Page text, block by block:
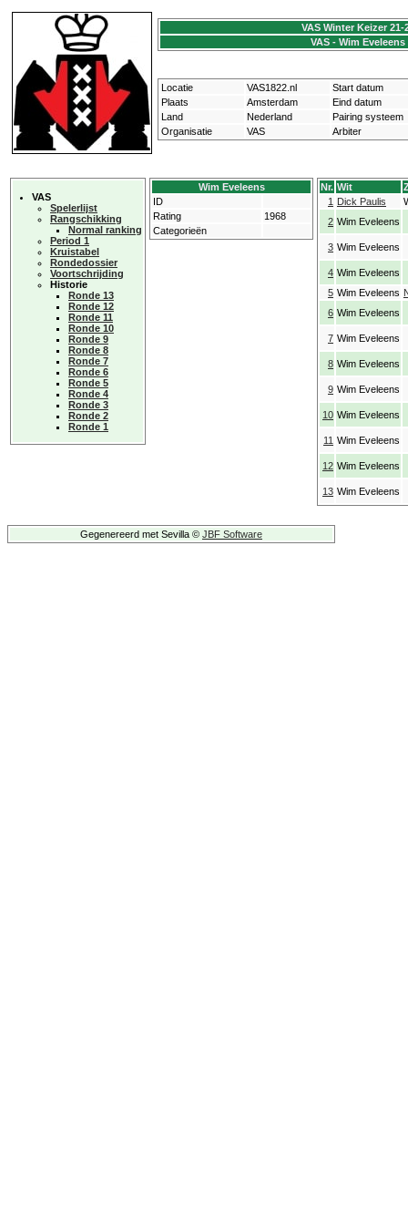
VAS Winter Keizer 21-
VAS - Wim Eveleens
Locatie VAS1822.nl
Start datum
Plaats
Amsterdam
Eind datum
Land
Nederland
Pairing systeem
Organisatie
VAS Arbiter
VAS
Spelerlijst
Rangschikking
Normal ranking
Period 1
Kruistabel
Rondedossier
Voortschrijding
Historie
Ronde 13
Ronde 12
Ronde 11
Ronde 10
Ronde 9
Ronde 8
Ronde 7
Ronde 6
Ronde 5
Ronde 4
Ronde 3
Ronde 2
Ronde 1
Wim Eveleens
ID
Rating
1968
Categorieën
Nr. Wit
1 Dick Paulis
2 Wim Eveleens
3 Wim Eveleens
4 Wim Eveleens
5 Wim Eveleens
6 Wim Eveleens
7 Wim Eveleens
8 Wim Eveleens
9 Wim Eveleens
10 Wim Eveleens
11 Wim Eveleens
12 Wim Eveleens
13 Wim Eveleens
Gegenereerd met Sevilla © JBF Software